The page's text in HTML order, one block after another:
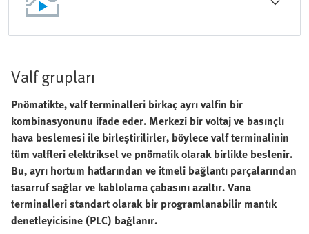
Valf grupları
Pnömatikte, valf terminalleri birkaç ayrı valfin bir
kombinasyonunu ifade eder. Merkezi bir voltaj ve basınçlı
hava beslemesi ile birleştirilirler, böylece valf terminalinin
tüm valfleri elektriksel ve pnömatik olarak birlikte beslenir.
Bu, ayrı hortum hatlarından ve itmeli bağlantı parçalarından
tasarruf sağlar ve kablolama çabasını azaltır. Vana
terminalleri standart olarak bir programlanabilir mantık
denetleyicisine (PLC) bağlanır.